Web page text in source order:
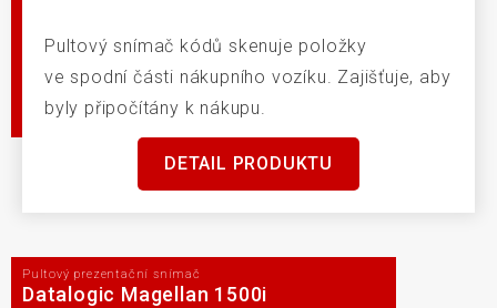
Pultový snímač kódů skenuje položky
ve spodní části nákupního vozíku. Zajišťuje, aby
byly připočítány k nákupu.
DETAIL PRODUKTU
Pultový prezentační snímač
Datalogic Magellan 1500i